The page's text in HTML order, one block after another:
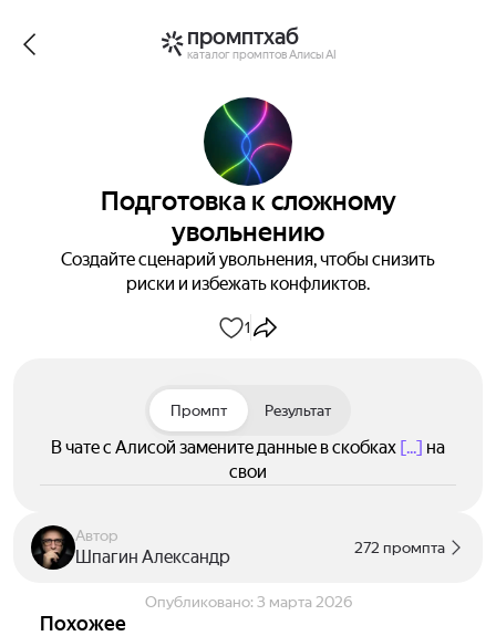
промптхаб
каталог промптов Алисы AI
Подготовка к сложному
увольнению
Создайте сценарий увольнения, чтобы снизить
риски и избежать конфликтов.
1
Промпт Результат
В чате с Алисой замените данные в скобках [...] на
свои
Автор
Шпагин Александр 272 промпта
Опубликовано: 3 марта 2026
Похожее